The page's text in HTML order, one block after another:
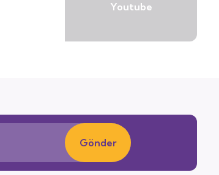
Youtube
Gönder